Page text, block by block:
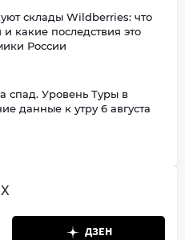
склады Wildberries: что
и какие последствия это
России
спад. Уровень Туры в
данные к утру 6 августа
ДЗЕН